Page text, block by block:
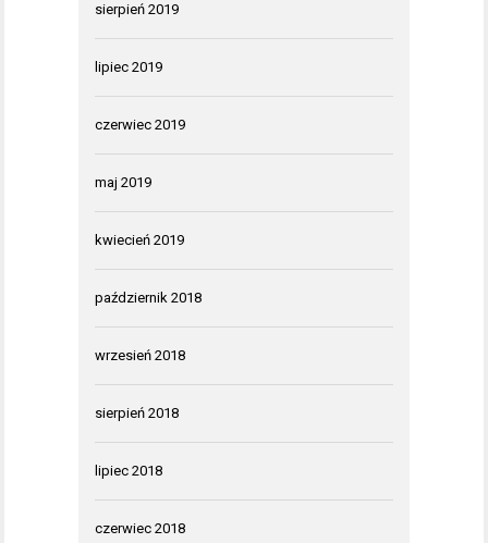
sierpień 2019
lipiec 2019
czerwiec 2019
maj 2019
kwiecień 2019
październik 2018
wrzesień 2018
sierpień 2018
lipiec 2018
czerwiec 2018